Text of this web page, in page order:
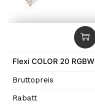
Flexi COLOR 20 RGBW
Bruttopreis
Rabatt